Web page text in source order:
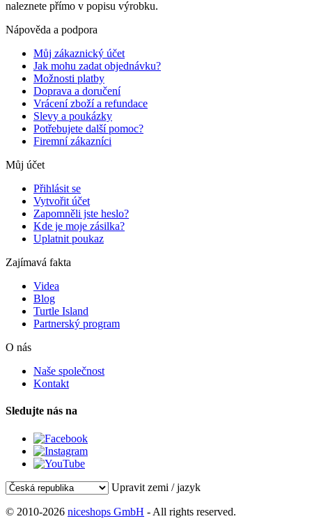
naleznete přímo v popisu výrobku.
Nápověda a podpora
Můj zákaznický účet
Jak mohu zadat objednávku?
Možnosti platby
Doprava a doručení
Vrácení zboží a refundace
Slevy a poukázky
Potřebujete další pomoc?
Firemní zákazníci
Můj účet
Přihlásit se
Vytvořit účet
Zapomněli jste heslo?
Kde je moje zásilka?
Uplatnit poukaz
Zajímavá fakta
Videa
Blog
Turtle Island
Partnerský program
O nás
Naše společnost
Kontakt
Sledujte nás na
Upravit zemi / jazyk
© 2010-2026 niceshops GmbH - All rights reserved.